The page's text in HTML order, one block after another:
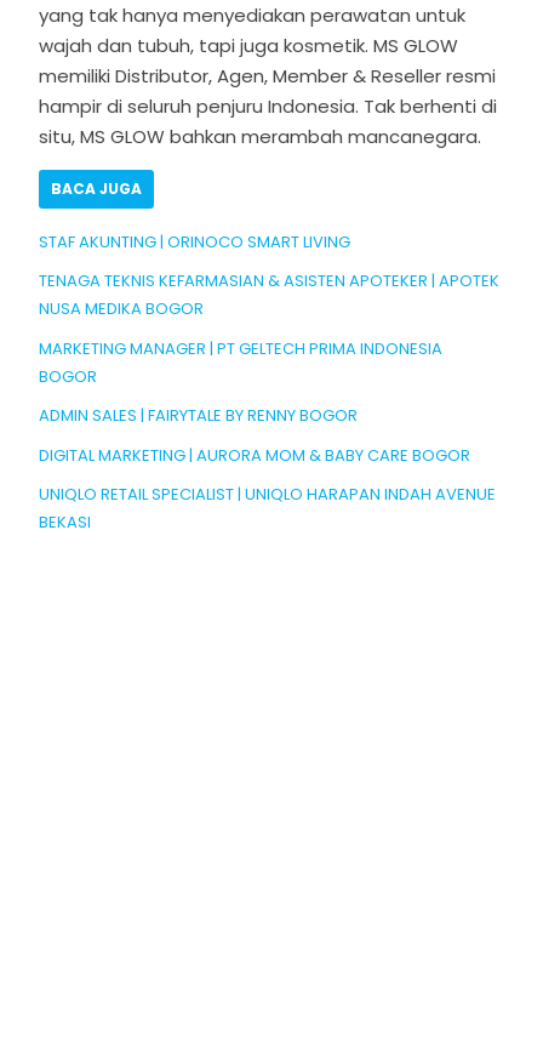
yang tak hanya menyediakan perawatan untuk
wajah dan tubuh, tapi juga kosmetik. MS GLOW
memiliki Distributor, Agen, Member & Reseller resmi
hampir di seluruh penjuru Indonesia. Tak berhenti di
situ, MS GLOW bahkan merambah mancanegara.
BACA JUGA
STAF AKUNTING | ORINOCO SMART LIVING
TENAGA TEKNIS KEFARMASIAN & ASISTEN APOTEKER | APOTEK
NUSA MEDIKA BOGOR
MARKETING MANAGER | PT GELTECH PRIMA INDONESIA
BOGOR
ADMIN SALES | FAIRYTALE BY RENNY BOGOR
DIGITAL MARKETING | AURORA MOM & BABY CARE BOGOR
UNIQLO RETAIL SPECIALIST | UNIQLO HARAPAN INDAH AVENUE
BEKASI